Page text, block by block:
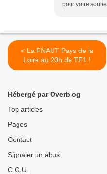
pour votre
< La FNAUT Pays de la
Loire au 20h de TF1 !
Hébergé par Overblog
Top articles
Pages
Contact
Signaler un abus
C.G.U.